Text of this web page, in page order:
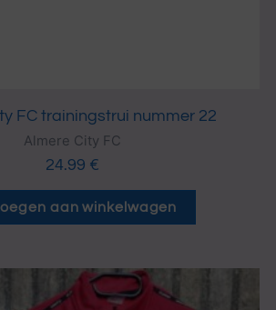
FC trainingstrui nummer 22
Almere City FC
24.99 €
aan winkelwagen